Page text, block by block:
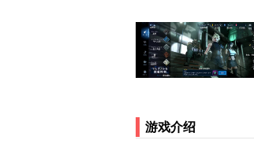
游戏介绍